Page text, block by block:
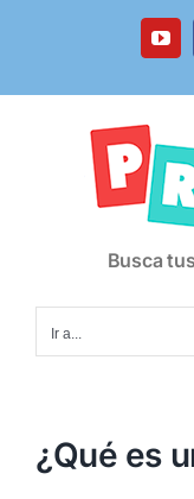
Busca
Ir a...
¿Qué es